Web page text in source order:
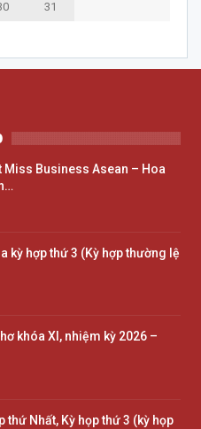
31
Miss Business Asean – Hoa
kỳ hợp thứ 3 (Kỳ hợp thường lệ
khóa XI, nhiệm kỳ 2026 –
thứ Nhất, Kỳ họp thứ 3 (kỳ họp